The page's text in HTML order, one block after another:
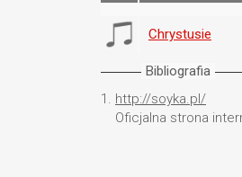
Chrystusie
Bibliografia
1. http://soyka.pl/
Oficjalna strona